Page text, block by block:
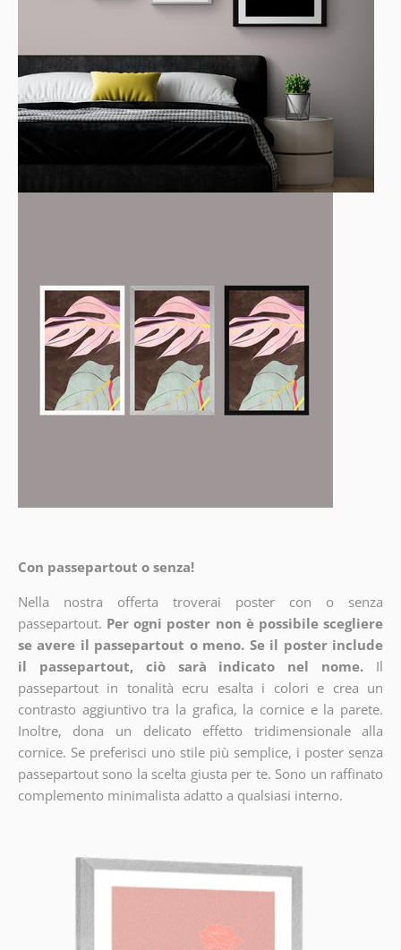
Con passepartout o senza!
Nella nostra offerta troverai poster con o senza
passepartout. Per ogni poster non è possibile scegliere
se avere il passepartout o meno. Se il poster include
il passepartout, ciò sarà indicato nel nome.
Il
passepartout in tonalità ecru esalta i colori e crea un
contrasto aggiuntivo tra la grafica, la cornice e la parete.
Inoltre, dona un delicato effetto tridimensionale alla
cornice. Se preferisci uno stile più semplice, i poster senza
passepartout sono la scelta giusta per te. Sono un raffinato
complemento minimalista adatto a qualsiasi interno.